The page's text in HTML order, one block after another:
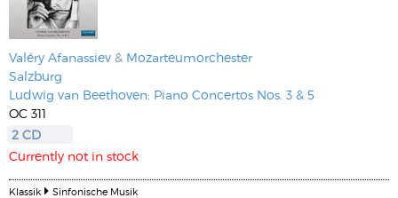
Valéry Afanassiev & Mozarteumorchester
Salzburg
Ludwig van Beethoven: Piano Concertos Nos. 3 & 5
OC 311
2 CD
Currently not in stock
Klassik Sinfonische Musik